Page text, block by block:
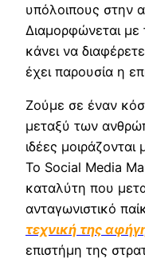
υπόλοιπους στην
Διαμορφώνεται με
κάνει να
έχει παρουσία η
Ζούμε σε έναν
μεταξύ των
ιδέες
Το Social Media
καταλύτη που
ανταγωνιστικό
τεχνική της
επιστήμη της